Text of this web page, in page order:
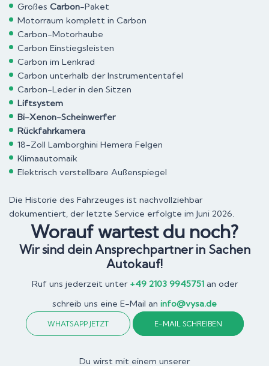
Großes Carbon-Paket
Motorraum komplett in Carbon
Carbon-Motorhaube
Carbon Einstiegsleisten
Carbon im Lenkrad
Carbon unterhalb der Instrumententafel
Carbon-Leder in den Sitzen
Liftsystem
Bi-Xenon-Scheinwerfer
Rückfahrkamera
18-Zoll Lamborghini Hemera Felgen
Klimaautomaik
Elektrisch verstellbare Außenspiegel
Die Historie des Fahrzeuges ist nachvollziehbar
dokumentiert, der letzte Service erfolgte im Juni 2026.
Worauf wartest du noch?
Wir sind dein Ansprechpartner in Sachen
Autokauf!
Ruf uns jederzeit unter +49 2103 9945751an oder
schreib uns eine E-Mail an info@vysa.de
WHATSAPP JETZT E-MAIL SCHREIBEN
Du wirst mit einem unserer